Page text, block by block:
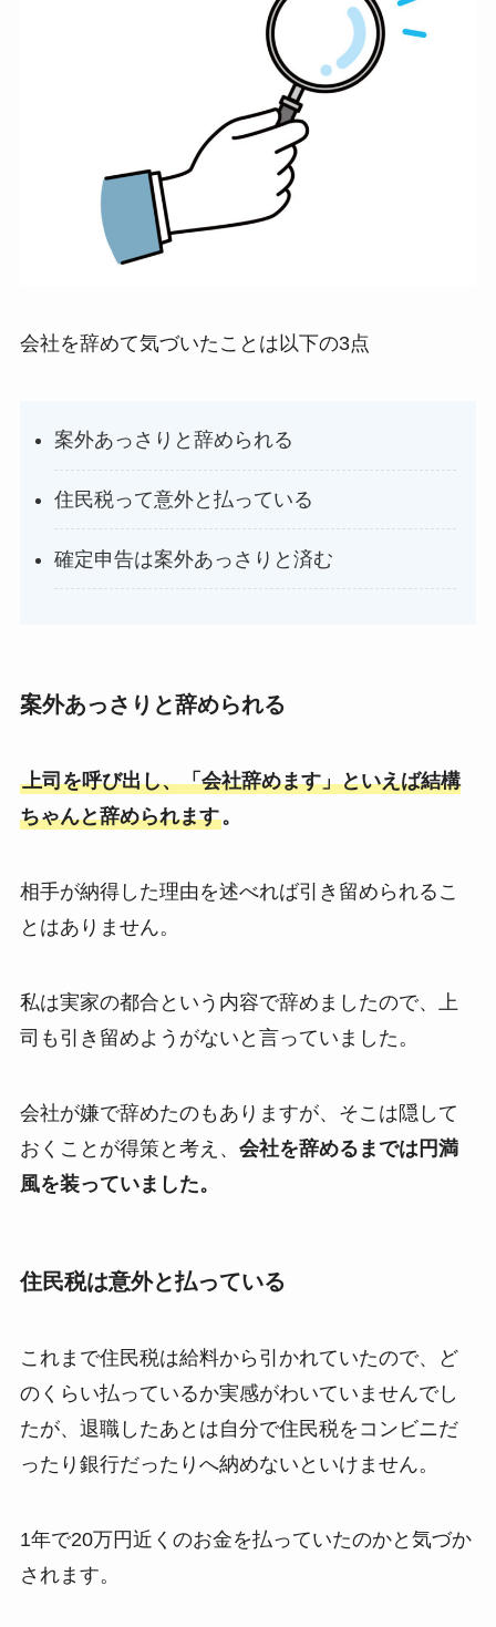
会社を辞めて気づいたことは以下の3点
案外あっさりと辞められる
住民税って意外と払っている
確定申告は案外あっさりと済む
案外あっさりと辞められる
上司を呼び出し、「会社辞めます」といえば結構
ちゃんと辞められます。
相手が納得した理由を述べれば引き留められるこ
とはありません。
私は実家の都合という内容で辞めましたので、上
司も引き留めようがないと言っていました。
会社が嫌で辞めたのもありますが、そこは隠して
おくことが得策と考え、 会社を辞めるまでは円満
風を装っていました。
住民税は意外と払っている
これまで住民税は給料から引かれていたので、ど
のくらい払っているか実感がわいていませんでし
たが、退職したあとは自分で住民税をコンビニだ
ったり銀行だったりへ納めないといけません。
1年で20万円近くのお金を払っていたのかと気づか
されます。